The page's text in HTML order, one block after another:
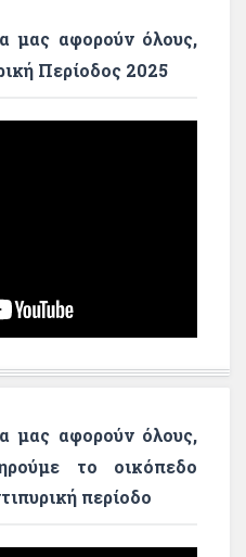
μας αφορούν όλους,
Περίοδος 2025
μας αφορούν όλους,
το οικόπεδο
περίοδο